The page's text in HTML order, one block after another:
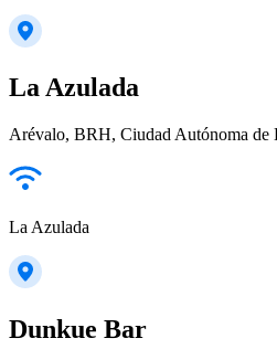
La Azulada
Arévalo, BRH, Ciudad Autónoma de
La Azulada
Dunkue Bar